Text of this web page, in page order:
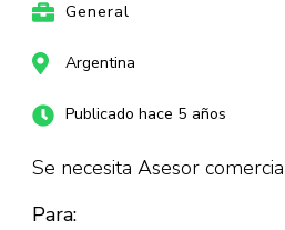
General
Argentina
Publicado hace 5 años
Se necesita Asesor
Para: